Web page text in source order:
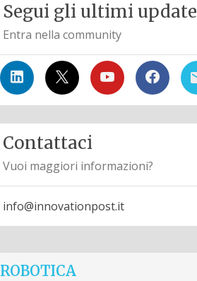
Segui gli ultimi update
Entra nella community
Contattaci
Vuoi maggiori informazioni?
info@innovationpost.it
ROBOTICA